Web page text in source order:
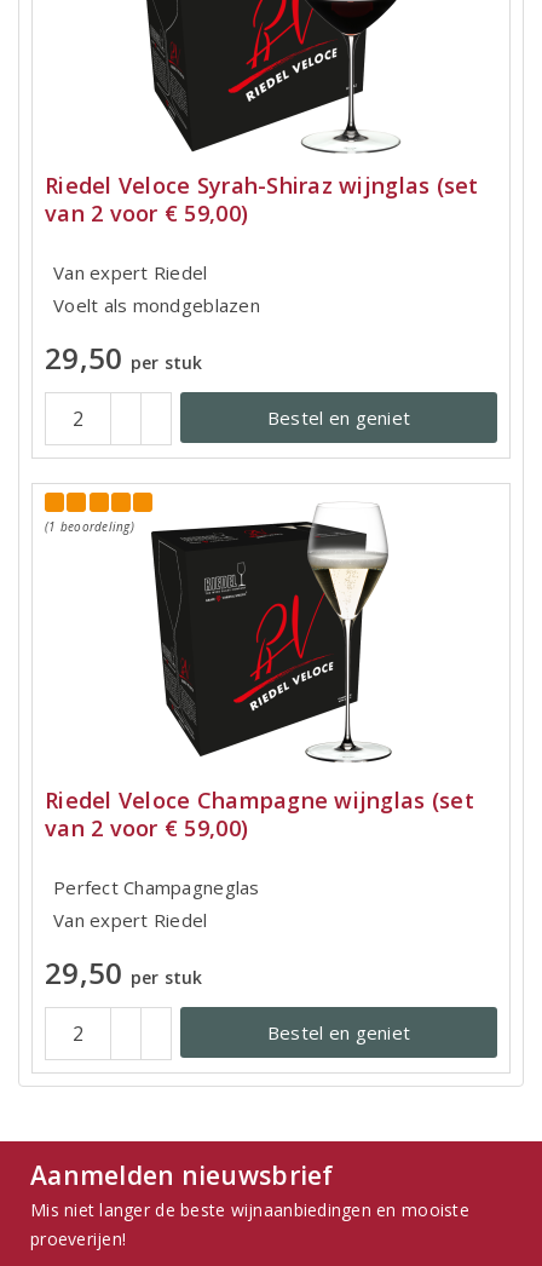
Riedel Veloce Syrah-Shiraz wijnglas (set
van 2 voor € 59,00)
Van expert Riedel
Voelt als mondgeblazen
29,50 per stuk
Bestel en geniet
(1 beoordeling)
Riedel Veloce Champagne wijnglas (set
van 2 voor € 59,00)
Perfect Champagneglas
Van expert Riedel
29,50 per stuk
Bestel en geniet
Aanmelden nieuwsbrief
Mis niet langer de beste wijnaanbiedingen en mooiste
proeverijen!